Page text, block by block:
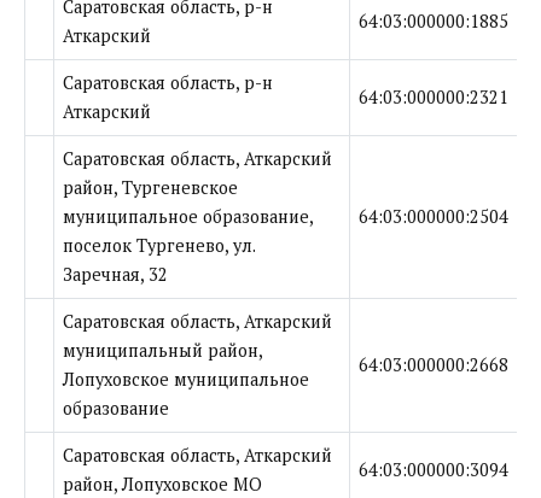
Саратовская область, р-н
Аткарский
64:03:000000:1885
Саратовская область, р-н
Аткарский
64:03:000000:2321
Саратовская область, Аткарский
район, Тургеневское
муниципальное образование,
поселок Тургенево, ул.
Заречная, 32
64:03:000000:2504
Саратовская область, Аткарский
муниципальный район,
Лопуховское муниципальное
образование
64:03:000000:2668
Саратовская область, Аткарский
район, Лопуховское МО
64:03:000000:3094